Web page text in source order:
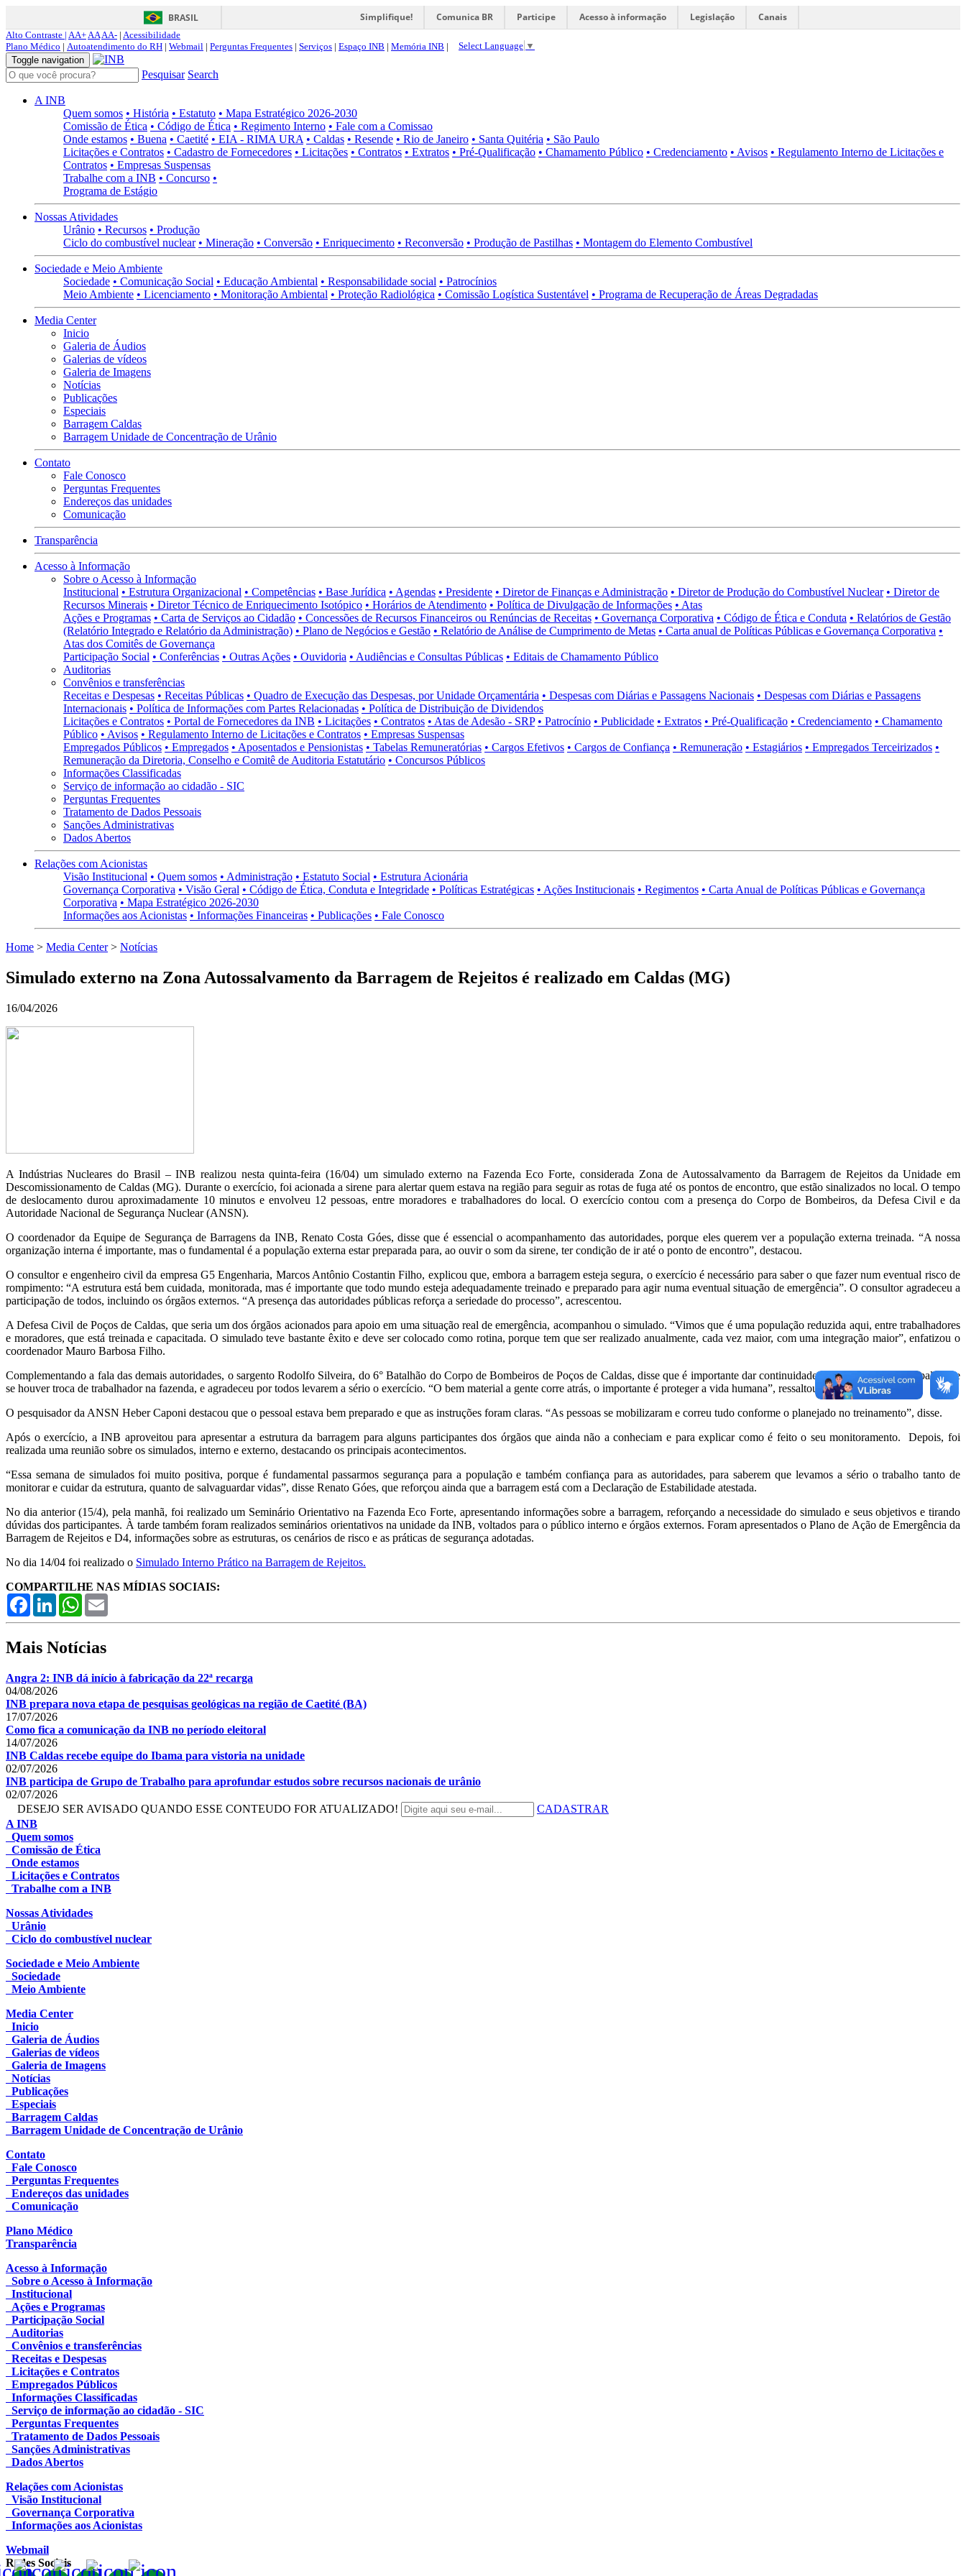
BRASIL Simplifique! Comunica BR Participe Acesso à informação Legislação Canais
Alto Contraste | AA+AAAA- | Acessibilidade
Plano Médico | Autoatendimento do RH | Webmail | Perguntas Frequentes | Serviços | Espaço INB | Memória INB | Select Language ▼
Toggle navigation
Pesquisar Search
A INB
Quem somos • História • Estatuto • Mapa Estratégico 2026-2030
Comissão de Ética • Código de Ética • Regimento Interno • Fale com a Comissao
Onde estamos • Buena • Caetité • EIA - RIMA URA • Caldas • Resende • Rio de Janeiro • Santa Quitéria • São Paulo
Licitações e Contratos • Cadastro de Fornecedores • Licitações • Contratos • Extratos • Pré-Qualificação • Chamamento Público • Credenciamento • Avisos • Regulamento Interno de Licitações e
Contratos • Empresas Suspensas
Trabalhe com a INB • Concurso •
Programa de Estágio
Nossas Atividades
Urânio • Recursos • Produção
Ciclo do combustível nuclear • Mineração • Conversão • Enriquecimento • Reconversão • Produção de Pastilhas • Montagem do Elemento Combustível
Sociedade e Meio Ambiente
Sociedade • Comunicação Social • Educação Ambiental • Responsabilidade social • Patrocínios
Meio Ambiente • Licenciamento • Monitoração Ambiental • Proteção Radiológica • Comissão Logística Sustentável • Programa de Recuperação de Áreas Degradadas
Media Center
Inicio
Galeria de Áudios
Galerias de vídeos
Galeria de Imagens
Notícias
Publicações
Especiais
Barragem Caldas
Barragem Unidade de Concentração de Urânio
Contato
Fale Conosco
Perguntas Frequentes
Endereços das unidades
Comunicação
Transparência
Acesso à Informação
Sobre o Acesso à Informação
Institucional • Estrutura Organizacional • Competências • Base Jurídica • Agendas • Presidente • Diretor de Finanças e Administração • Diretor de Produção do Combustível Nuclear • Diretor de
Recursos Minerais • Diretor Técnico de Enriquecimento Isotópico • Horários de Atendimento • Política de Divulgação de Informações • Atas
Ações e Programas • Carta de Serviços ao Cidadão • Concessões de Recursos Financeiros ou Renúncias de Receitas • Governança Corporativa • Código de Ética e Conduta • Relatórios de Gestão
(Relatório Integrado e Relatório da Administração) • Plano de Negócios e Gestão • Relatório de Análise de Cumprimento de Metas • Carta anual de Políticas Públicas e Governança Corporativa •
Atas dos Comitês de Governança
Participação Social • Conferências • Outras Ações • Ouvidoria • Audiências e Consultas Públicas • Editais de Chamamento Público
Auditorias
Convênios e transferências
Receitas e Despesas • Receitas Públicas • Quadro de Execução das Despesas, por Unidade Orçamentária • Despesas com Diárias e Passagens Nacionais • Despesas com Diárias e Passagens
Internacionais • Política de Informações com Partes Relacionadas • Política de Distribuição de Dividendos
Licitações e Contratos • Portal de Fornecedores da INB • Licitações • Contratos • Atas de Adesão - SRP • Patrocínio • Publicidade • Extratos • Pré-Qualificação • Credenciamento • Chamamento
Público • Avisos • Regulamento Interno de Licitações e Contratos • Empresas Suspensas
Empregados Públicos • Empregados • Aposentados e Pensionistas • Tabelas Remuneratórias • Cargos Efetivos • Cargos de Confiança • Remuneração • Estagiários • Empregados Terceirizados •
Remuneração da Diretoria, Conselho e Comitê de Auditoria Estatutário • Concursos Públicos
Informações Classificadas
Serviço de informação ao cidadão - SIC
Perguntas Frequentes
Tratamento de Dados Pessoais
Sanções Administrativas
Dados Abertos
Relações com Acionistas
Visão Institucional • Quem somos • Administração • Estatuto Social • Estrutura Acionária
Governança Corporativa • Visão Geral • Código de Ética, Conduta e Integridade • Políticas Estratégicas • Ações Institucionais • Regimentos • Carta Anual de Políticas Públicas e Governança
Corporativa • Mapa Estratégico 2026-2030
Informações aos Acionistas • Informações Financeiras • Publicações • Fale Conosco
Home > Media Center> Notícias
Simulado externo na Zona Autossalvamento da Barragem de Rejeitos é realizado em Caldas (MG)
16/04/2026
A Indústrias Nucleares do Brasil – INB realizou nesta quinta-feira (16/04) um simulado externo na Fazenda Eco Forte, considerada Zona de Autossalvamento da Barragem de Rejeitos da Unidade em
Descomissionamento de Caldas (MG). Durante o exercício, foi acionada a sirene para alertar quem estava na região para seguir as rotas de fuga até os pontos de encontro, que estão sinalizados no local. O tempo
de deslocamento durou aproximadamente 10 minutos e envolveu 12 pessoas, entre moradores e trabalhadores do local. O exercício contou com a presença do Corpo de Bombeiros, da Defesa Civil e da
Autoridade Nacional de Segurança Nuclear (ANSN).
O coordenador da Equipe de Segurança de Barragens da INB, Renato Costa Góes, disse que é essencial o acompanhamento das autoridades, porque eles querem ver a população externa treinada. “A nossa
organização interna é importante, mas o fundamental é a população externa estar preparada para, ao ouvir o som da sirene, ter condição de ir até o ponto de encontro”, destacou.
O consultor e engenheiro civil da empresa G5 Engenharia, Marcos Antônio Costantin Filho, explicou que, embora a barragem esteja segura, o exercício é necessário para saber o que fazer num eventual risco de
rompimento: “A estrutura está bem cuidada, monitorada, mas é importante que todo mundo esteja adequadamente treinado e preparado para agir numa eventual situação de emergência”. O consultor agradeceu a
participação de todos, incluindo os órgãos externos. “A presença das autoridades públicas reforça a seriedade do processo”, acrescentou.
A Defesa Civil de Poços de Caldas, que seria um dos órgãos acionados para apoio em uma situação real de emergência, acompanhou o simulado. “Vimos que é uma população reduzida aqui, entre trabalhadores
e moradores, que está treinada e capacitada. O simulado teve bastante êxito e deve ser colocado como rotina, porque tem que ser realizado anualmente, cada vez maior, com uma integração maior”, enfatizou o
coordenador Mauro Barbosa Filho.
Complementando a fala das demais autoridades, o sargento Rodolfo Silveira, do 6° Batalhão do Corpo de Bombeiros de Poços de Caldas, disse que é importante dar continuidade ao treinamento, principalmente
se houver troca de trabalhador na fazenda, e agradeceu por todos levarem a sério o exercício. “O bem material a gente corre atrás, o importante é proteger a vida humana”, ressaltou.
O pesquisador da ANSN Heber Caponi destacou que o pessoal estava bem preparado e que as instruções foram claras. “As pessoas se mobilizaram e correu tudo conforme o planejado no treinamento”, disse.
Após o exercício, a INB aproveitou para apresentar a estrutura da barragem para alguns participantes dos órgãos que ainda não a conheciam e para explicar como é feito o seu monitoramento. Depois, foi
realizada uma reunião sobre os simulados, interno e externo, destacando os principais acontecimentos.
“Essa semana de simulados foi muito positiva, porque é fundamental passarmos segurança para a população e também confiança para as autoridades, para saberem que levamos a sério o trabalho tanto de
monitorar e cuidar da estrutura, quanto de salvaguardar vidas”, disse Renato Góes, que reforçou ainda que a barragem está com a Declaração de Estabilidade atestada.
No dia anterior (15/4), pela manhã, foi realizado um Seminário Orientativo na Fazenda Eco Forte, apresentando informações sobre a barragem, reforçando a necessidade do simulado e seus objetivos e tirando
dúvidas dos participantes. À tarde também foram realizados seminários orientativos na unidade da INB, voltados para o público interno e órgãos externos. Foram apresentados o Plano de Ação de Emergência da
Barragem de Rejeitos e D4, informações sobre as estruturas, os cenários de risco e as práticas de segurança adotadas.
No dia 14/04 foi realizado o Simulado Interno Prático na Barragem de Rejeitos.
COMPARTILHE NAS MÍDIAS SOCIAIS:
FacebookLinkedInWhatsApp
Mais Notícias
Angra 2: INB dá início à fabricação da 22ª recarga
04/08/2026
INB prepara nova etapa de pesquisas geológicas na região de Caetité (BA)
17/07/2026
Como fica a comunicação da INB no período eleitoral
14/07/2026
INB Caldas recebe equipe do Ibama para vistoria na unidade
02/07/2026
INB participa de Grupo de Trabalho para aprofundar estudos sobre recursos nacionais de urânio
02/07/2026
DESEJO SER AVISADO QUANDO ESSE CONTEUDO FOR ATUALIZADO!
CADASTRAR
A INB
Quem somos
Comissão de Ética
Onde estamos
Licitações e Contratos
Trabalhe com a INB
Nossas Atividades
Urânio
Ciclo do combustível nuclear
Sociedade e Meio Ambiente
Sociedade
Meio Ambiente
Media Center
Inicio
Galeria de Áudios
Galerias de vídeos
Galeria de Imagens
Notícias
Publicações
Especiais
Barragem Caldas
Barragem Unidade de Concentração de Urânio
Contato
Fale Conosco
Perguntas Frequentes
Endereços das unidades
Comunicação
Plano Médico
Transparência
Acesso à Informação
Sobre o Acesso à Informação
Institucional
Ações e Programas
Participação Social
Auditorias
Convênios e transferências
Receitas e Despesas
Licitações e Contratos
Empregados Públicos
Informações Classificadas
Serviço de informação ao cidadão - SIC
Perguntas Frequentes
Tratamento de Dados Pessoais
Sanções Administrativas
Dados Abertos
Relações com Acionistas
Visão Institucional
Governança Corporativa
Informações aos Acionistas
Webmail
Redes Sociais